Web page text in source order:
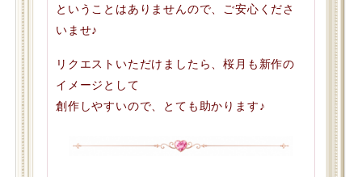
ということはありませんので、ご安心くださ
いませ♪
リクエストいただけましたら、桜月も新作の
イメージとして
創作しやすいので、とても助かります♪